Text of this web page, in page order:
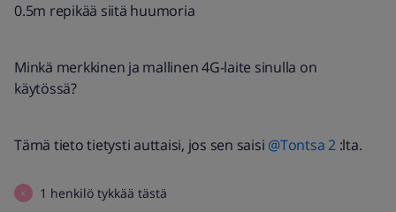
0.5m repikää siitä huumoria
Minkä merkkinen ja mallinen 4G-laite sinulla on
käytössä?
Tämä tieto tietysti auttaisi, jos sen saisi @Tontsa 2:lta.
K 1 henkilö tykkää tästä